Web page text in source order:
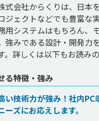
式会社からくりは、日本
ジェクトなどでも豊富な
用システムはもちろん、
強みである設計・開発
。詳しくは以下もお読み
る特徴・強み
い技術力が強み！社内
ズにお応えします。